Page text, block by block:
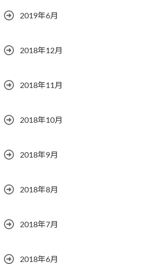
2019年6月
2018年12月
2018年11月
2018年10月
2018年9月
2018年8月
2018年7月
2018年6月